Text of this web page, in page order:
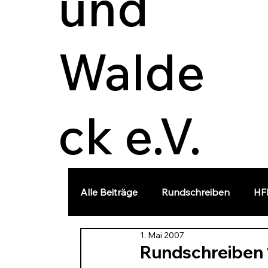
Walde
ck e.V.
Alle Beiträge Rundschreiben
Landesgeschichte
Rundschreiben
1. Mai 2007